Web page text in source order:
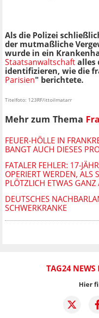
Als die Polizei
der mutmaßliche
wurde in ein
Staatsanwaltschaftalles
identifizieren, wie die
Parisien" berichtete.
Titelfoto: 123RF/ittoilmatarr
Mehr zum Thema
FEUER-HÖLLE IN
BANGT AUCH DIESES
FATALER FEHLER: 17-
OPERIERT WERDEN, ALS
PLÖTZLICH ETWAS GANZ
DEUTSCHES
SCHWERKRANKE
TAG24
Hier